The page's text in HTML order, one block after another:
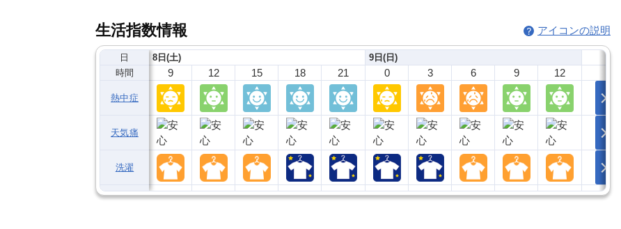
生活指数情報 アイコンの説明
日
時間
熱中症
天気痛
洗濯
8日(土)
9 12 15 18 21
9日(日)
0 3 6 9 12